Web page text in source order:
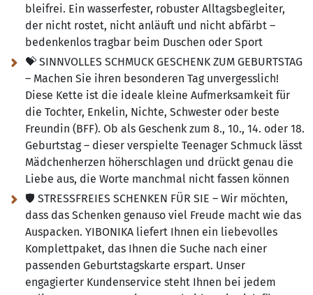
bleifrei. Ein wasserfester, robuster Alltagsbegleiter,
der nicht rostet, nicht anläuft und nicht abfärbt –
bedenkenlos tragbar beim Duschen oder Sport
💝 SINNVOLLES SCHMUCK GESCHENK ZUM GEBURTSTAG
– Machen Sie ihren besonderen Tag unvergesslich!
Diese Kette ist die ideale kleine Aufmerksamkeit für
die Tochter, Enkelin, Nichte, Schwester oder beste
Freundin (BFF). Ob als Geschenk zum 8., 10., 14. oder 18.
Geburtstag – dieser verspielte Teenager Schmuck lässt
Mädchenherzen höherschlagen und drückt genau die
Liebe aus, die Worte manchmal nicht fassen können
🛡️ STRESSFREIES SCHENKEN FÜR SIE – Wir möchten,
dass das Schenken genauso viel Freude macht wie das
Auspacken. YIBONIKA liefert Ihnen ein liebevolles
Komplettpaket, das Ihnen die Suche nach einer
passenden Geburtstagskarte erspart. Unser
engagierter Kundenservice steht Ihnen bei jedem